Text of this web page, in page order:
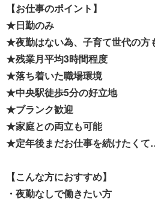
【お仕事のポイント】
★日勤のみ
★夜勤はない為、子育て世代の方
★残業月平均3時間程度
★落ち着いた職場環境
★中央駅徒歩5分の好立地
★ブランク歓迎
★家庭との両立も可能
★定年後まだお仕事を続けたく
【こんな方におすすめ】
・夜勤なしで働きたい方